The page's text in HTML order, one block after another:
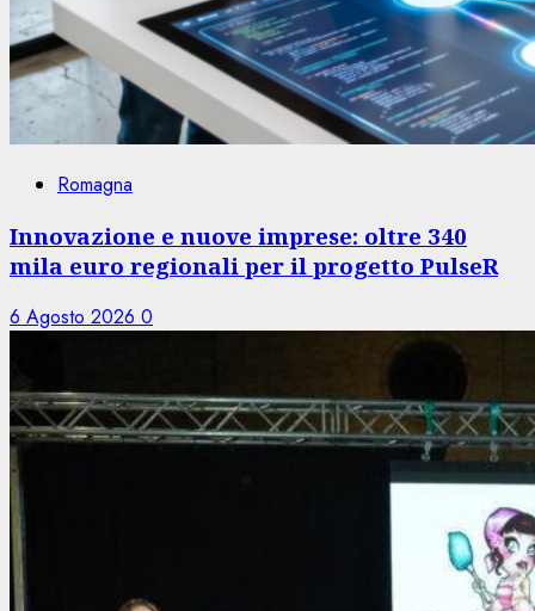
Romagna
Innovazione e nuove imprese: oltre 340
mila euro regionali per il progetto PulseR
6 Agosto 2026 0